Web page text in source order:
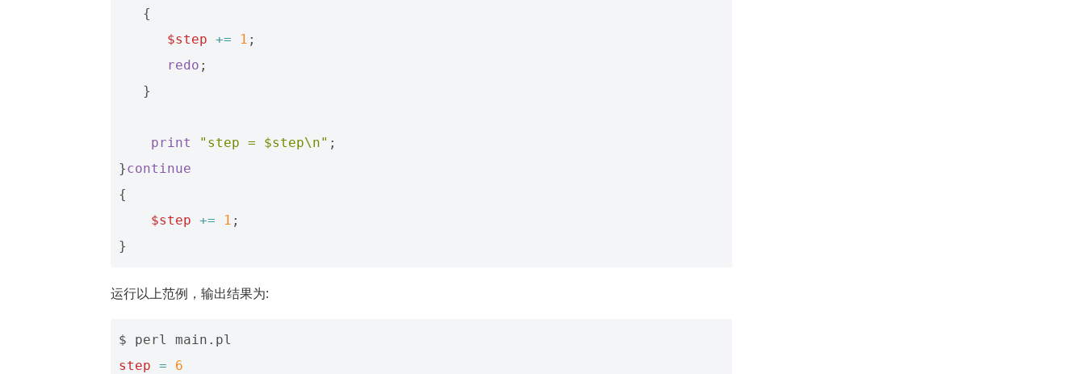
{
$step += 1 ;
redo ;
}
print "step = $step\n" ;
}continue
{
$step += 1 ;
}
运行以上范例，输出结果为:
step =
6